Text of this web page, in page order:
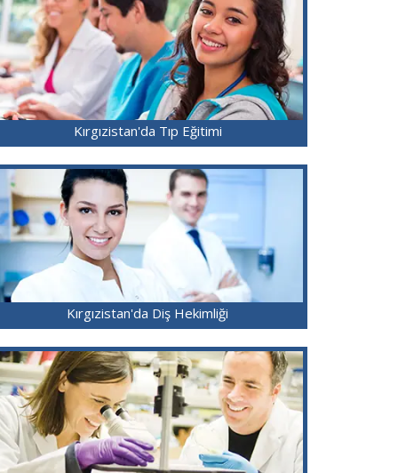
Kırgızistan'da Tıp Eğitimi
Kırgızistan'da Diş Hekimliği